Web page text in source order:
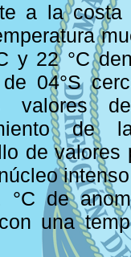
a la costa
y 22 °C
04°S
valores
de
de valores
de
una